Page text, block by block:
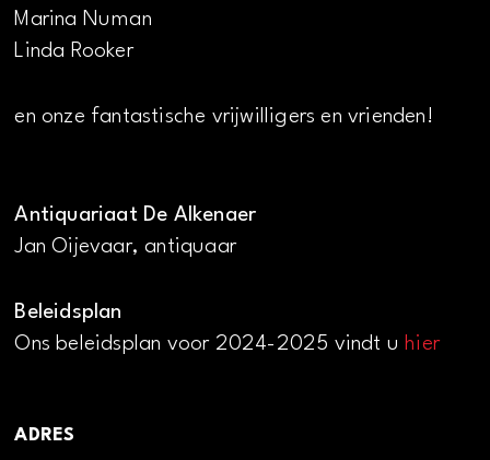
Marina Numan
Linda Rooker
en onze fantastische vrijwilligers en vrienden!
Antiquariaat De Alkenaer
Jan Oijevaar, antiquaar
Beleidsplan
Ons beleidsplan voor 2024-2025 vindt uhier
ADRES